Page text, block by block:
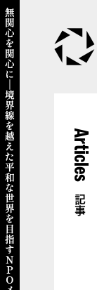
Articles
記事